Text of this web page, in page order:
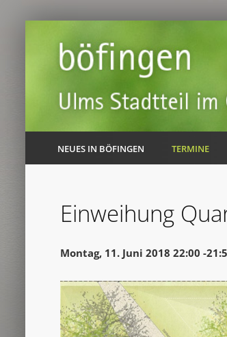
NEUES IN BÖFINGEN TERMINE
Einweihung
Montag, 11. Juni 2018 22:00 -